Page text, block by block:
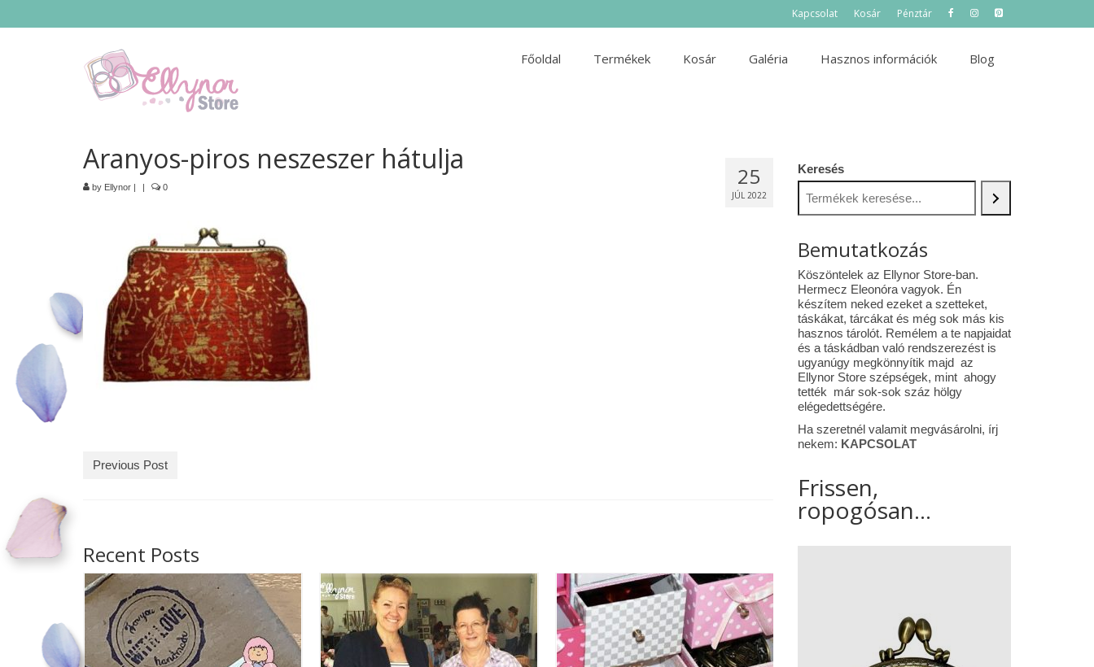
Kapcsolat Kosár Pénztár
Főoldal Termékek Kosár Galéria Hasznos információk Blog
25
JÚL 2022
Aranyos-piros neszeszer hátulja
by Ellynor | | 0
Previous Post
Recent Posts
Keresés
Bemutatkozás
Köszöntelek az Ellynor Store-ban.
Hermecz Eleonóra vagyok. Én
készítem neked ezeket a szetteket,
táskákat, tárcákat és még sok más kis
hasznos tárolót. Remélem a te napjaidat
és a táskádban való rendszerezést is
ugyanúgy megkönnyítik majd az
Ellynor Store szépségek, mint ahogy
tették már sok-sok száz hölgy
elégedettségére.
Ha szeretnél valamit megvásárolni, írj
nekem: KAPCSOLAT
Frissen,
ropogósan...